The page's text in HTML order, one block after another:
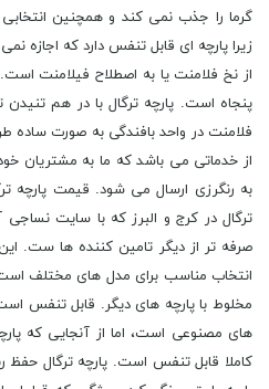
گرما را جذب نمی کند و همچنین
زیرا پارچه ای قابل تنفس دارد که اجازه
از نخ فلامنت یا به اصطلاح فیلامنت
پنجاه است. پارچه ترگال با در هم تنیدن
فلامنت در واحد بافندگی به صورت
از خدماتی می باشد که ما به مشتریان
به رنگرزی ارسال می شود. قیمت پارچه
ترگال در کرج و البرز که با سایت نساجی
صرفه تر از دیگر تامین کننده ها ست.
انتخاب مناسب برای مدل های مختلف
مخلوط با پارچه های دیگر. قابل تنفس
های مصنوعی است، اما از آنجایی که
کاملا قابل تنفس است. پارچه ترگال حفظ